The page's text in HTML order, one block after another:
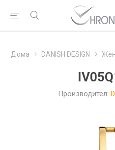
Дома DANISH DESIGN
Производител: